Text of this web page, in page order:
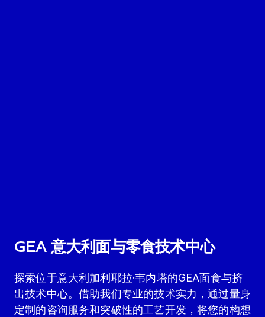
GEA 意大利面与零食技术中心
探索位于意大利加利耶拉·韦内塔的GEA面食与挤
出技术中心。借助我们专业的技术实力，通过量身
定制的咨询服务和突破性的工艺开发，将您的构想